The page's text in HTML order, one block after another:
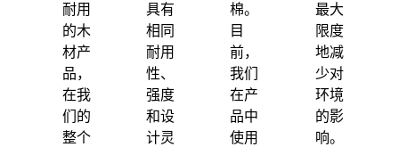
耐用
的木
材产
品，
在我
们的
整个
具有
相同
耐用
性、
强度
和设
计灵
棉。
目
前，
我们
在产
品中
使用
最大
限度
地减
少对
环境
的影
响。